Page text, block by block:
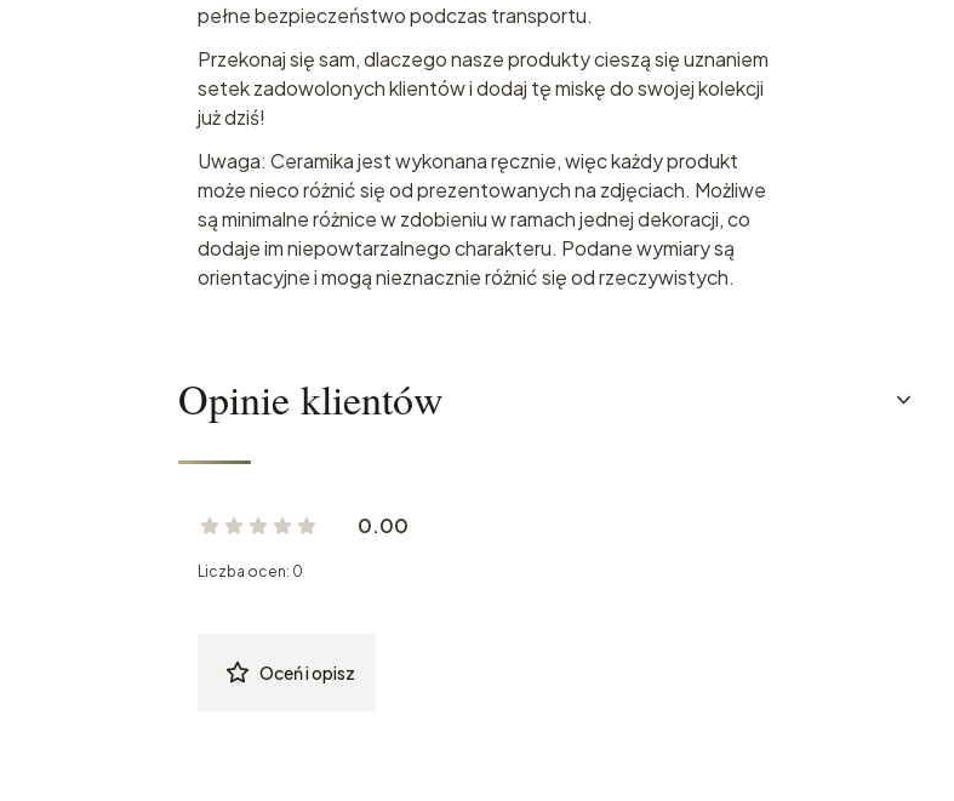
pełne bezpieczeństwo podczas transportu.
Przekonaj się sam, dlaczego nasze produkty cieszą się uznaniem
setek zadowolonych klientów i dodaj tę miskę do swojej kolekcji
już dziś!
Uwaga: Ceramika jest wykonana ręcznie, więc każdy produkt
może nieco różnić się od prezentowanych na zdjęciach. Możliwe
są minimalne różnice w zdobieniu w ramach jednej dekoracji, co
dodaje im niepowtarzalnego charakteru. Podane wymiary są
orientacyjne i mogą nieznacznie różnić się od rzeczywistych.
Opinie klientów
0.00
Liczba ocen: 0
Oceń i opisz